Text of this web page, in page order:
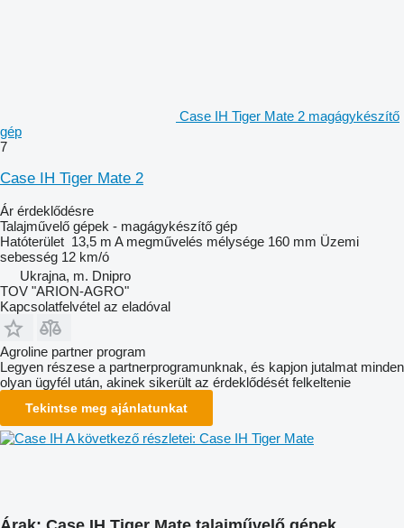
Case IH Tiger Mate 2 magágykészítő
gép
7
Case IH Tiger Mate 2
Ár érdeklődésre
Talajművelő gépek - magágykészítő gép
Hatóterület 13,5 m A megművelés mélysége 160 mm Üzemi
sebesség 12 km/ó
Ukrajna, m. Dnipro
TOV "ARION-AGRO"
Kapcsolatfelvétel az eladóval
Agroline partner program
Legyen részese a partnerprogramunknak, és kapjon jutalmat minden
olyan ügyfél után, akinek sikerült az érdeklődését felkeltenie
Tekintse meg ajánlatunkat
A következő részletei: Case IH Tiger Mate